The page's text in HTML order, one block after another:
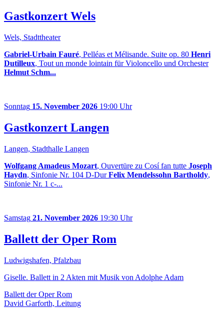
Gastkonzert Wels
Wels, Stadttheater
Gabriel-Urbain Fauré, Pelléas et Mélisande. Suite op. 80 Henri
Dutilleux, Tout un monde lointain für Violoncello und Orchester
Helmut Schm...
Sonntag 15. November 2026 19:00 Uhr
Gastkonzert Langen
Langen, Stadthalle Langen
Wolfgang Amadeus Mozart, Ouvertüre zu Cosí fan tutte Joseph
Haydn, Sinfonie Nr. 104 D-DurFelix Mendelssohn Bartholdy,
Sinfonie Nr. 1 c-...
Samstag 21. November 2026 19:30 Uhr
Ballett der Oper Rom
Ludwigshafen, Pfalzbau
Giselle. Ballett in 2 Akten mit Musik von Adolphe Adam
Ballett der Oper Rom
David Garforth, Leitung